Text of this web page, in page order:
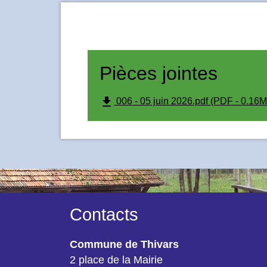
Pièces jointes
file_download 006 - 05 juin 2026.pdf (PDF -
Contacts
Commune de Thivars
2 place de la Mairie